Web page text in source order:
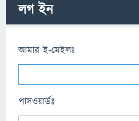
লগ ইন
আমার ই-মেইলঃ
পাসওয়ার্ডঃ